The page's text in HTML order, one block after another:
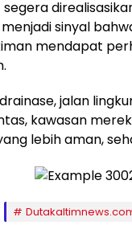
sinyal
mendapat
jalan
kawasan
lebih aman,